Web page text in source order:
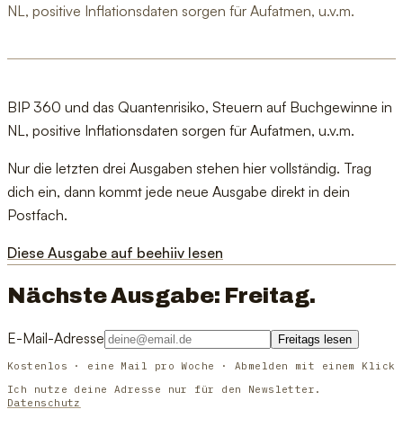
NL, positive Inflationsdaten sorgen für Aufatmen, u.v.m.
BIP 360 und das Quantenrisiko, Steuern auf Buchgewinne in
NL, positive Inflationsdaten sorgen für Aufatmen, u.v.m.
Nur die letzten drei Ausgaben stehen hier vollständig. Trag
dich ein, dann kommt jede neue Ausgabe direkt in dein
Postfach.
Diese Ausgabe auf beehiiv lesen
Nächste Ausgabe: Freitag.
E-Mail-Adresse Freitags lesen
Kostenlos · eine Mail pro Woche · Abmelden mit einem Klick
Ich nutze deine Adresse nur für den Newsletter.
Datenschutz